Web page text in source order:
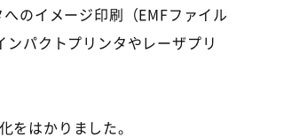
のイメージ印刷（EMFファイル
パクトプリンタやレーザプリ
はかりました。